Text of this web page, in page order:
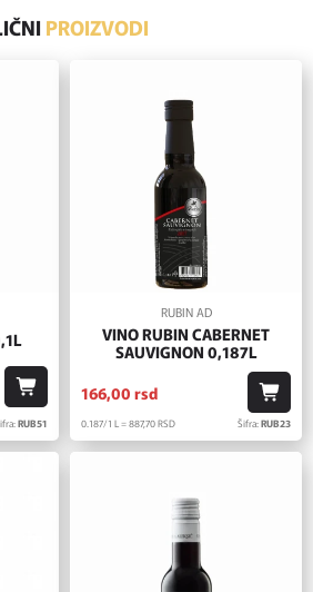
PROIZVODI
RUB51
RUBIN AD
VINO RUBIN CABERNET
SAUVIGNON 0,187L
166,00 rsd
0.187/1 L = 887,70RSD Šifra:RUB23